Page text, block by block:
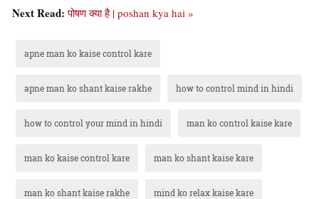
Next Read:पोषण क्या है | poshan kya hai »
apne man ko kaise control kare
apne man ko shant kaise rakhe how to control mind in hindi
how to control your mind in hindi man ko control kaise kare
man ko kaise control kare man ko shant kaise kare
man ko shant kaise rakhe mind ko relax kaise kare